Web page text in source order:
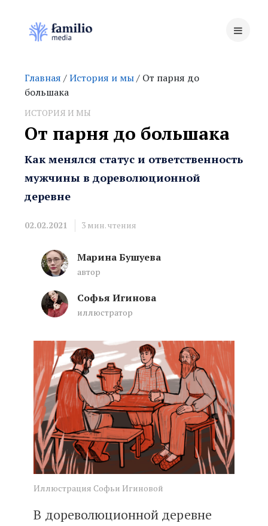
Главная /История и мы/ От парня до
большака
ИСТОРИЯ И МЫ
От парня до большака
Как менялся статус и ответственность
мужчины в дореволюционной
деревне
02.02.2021 3 мин. чтения
Марина Бушуева
автор
Софья Игинова
иллюстратор
От парня до большака
Иллюстрация Софьи Игиновой
В дореволюционной деревне